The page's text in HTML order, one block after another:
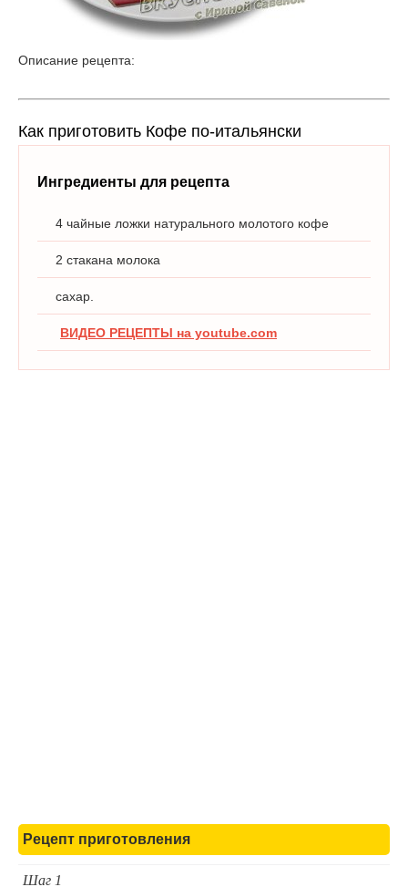
Описание рецепта:
Как приготовить Кофе по-итальянски
Ингредиенты для рецепта
4 чайные ложки натурального молотого кофе
2 стакана молока
сахар.
ВИДЕО РЕЦЕПТЫ на youtube.com
Рецепт приготовления
Шаг 1